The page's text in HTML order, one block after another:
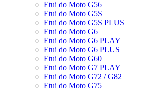
Etui do Moto G56
Etui do Moto G5S
Etui do Moto G5S PLUS
Etui do Moto G6
Etui do Moto G6 PLAY
Etui do Moto G6 PLUS
Etui do Moto G60
Etui do Moto G7 PLAY
Etui do Moto G72 / G82
Etui do Moto G75